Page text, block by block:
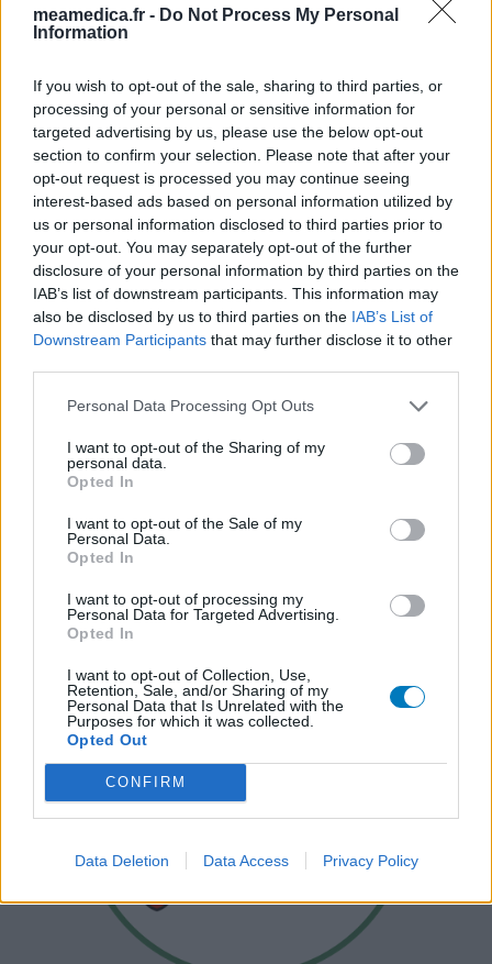
meamedica.fr - Do Not Process My Personal
Information
If you wish to opt-out of the sale, sharing to third parties, or
processing of your personal or sensitive information for
targeted advertising by us, please use the below opt-out
section to confirm your selection. Please note that after your
opt-out request is processed you may continue seeing
interest-based ads based on personal information utilized by
us or personal information disclosed to third parties prior to
your opt-out. You may separately opt-out of the further
disclosure of your personal information by third parties on the
IAB’s list of downstream participants. This information may
also be disclosed by us to third parties on the IAB’s List of
Downstream Participants that may further disclose it to other
Personal Data Processing Opt Outs
I want to opt-out of the Sharing of my
personal data.
Opted In
I want to opt-out of the Sale of my
Personal Data.
Opted In
I want to opt-out of processing my
Personal Data for Targeted Advertising.
Opted In
I want to opt-out of Collection, Use,
Retention, Sale, and/or Sharing of my
Personal Data that Is Unrelated with the
Purposes for which it was collected.
Opted Out
CONFIRM
Data Deletion Data Access Privacy Policy